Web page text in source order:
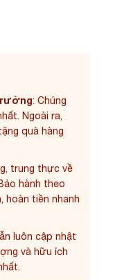
: Chúng
Ngoài ra,
quà hàng
trung thực về
hành theo
hoàn tiền nhanh
luôn cập nhật
và hữu ích